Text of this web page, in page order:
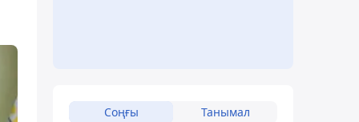
Соңғы Танымал